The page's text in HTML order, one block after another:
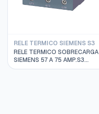
RELE TERMICO SIEMENS S3
RELE TERMICO SOBRECARGA
SIEMENS 57 A 75 AMP.S3
3RU2146-4KB0